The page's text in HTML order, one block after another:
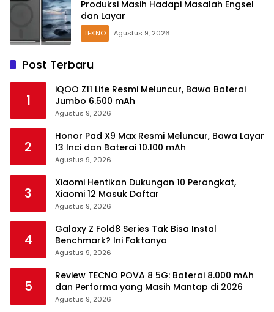
Produksi Masih Hadapi Masalah Engsel
dan Layar
TEKNO Agustus 9, 2026
Post Terbaru
1
iQOO Z11 Lite Resmi Meluncur, Bawa Baterai
Jumbo 6.500 mAh
Agustus 9, 2026
2
Honor Pad X9 Max Resmi Meluncur, Bawa Layar
13 Inci dan Baterai 10.100 mAh
Agustus 9, 2026
3
Xiaomi Hentikan Dukungan 10 Perangkat,
Xiaomi 12 Masuk Daftar
Agustus 9, 2026
4
Galaxy Z Fold8 Series Tak Bisa Instal
Benchmark? Ini Faktanya
Agustus 9, 2026
5
Review TECNO POVA 8 5G: Baterai 8.000 mAh
dan Performa yang Masih Mantap di 2026
Agustus 9, 2026